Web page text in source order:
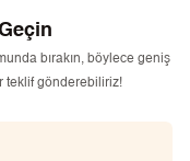
bırakın, böylece geniş
teklif gönderebiliriz!